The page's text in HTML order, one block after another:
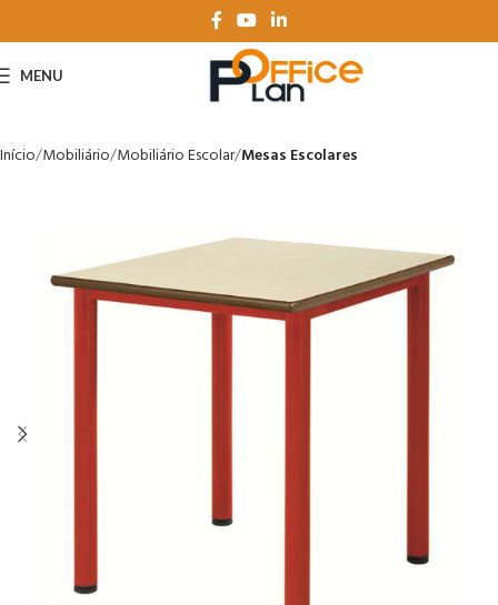
MENU
Início Mobiliário Mobiliário Escolar Mesas Escolares